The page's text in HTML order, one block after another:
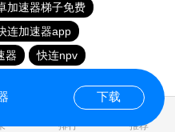
加速器梯子免费
连加速器app
器
快连npv
排行 推荐
下载
0.017168s